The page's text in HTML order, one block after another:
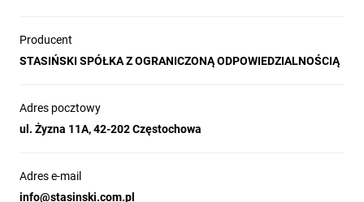
Producent
STASIŃSKI SPÓŁKA Z OGRANICZONĄ ODPOWIEDZIALNOŚCIĄ
Adres pocztowy
ul. Żyzna 11A, 42-202 Częstochowa
Adres e-mail
info@stasinski.com.pl